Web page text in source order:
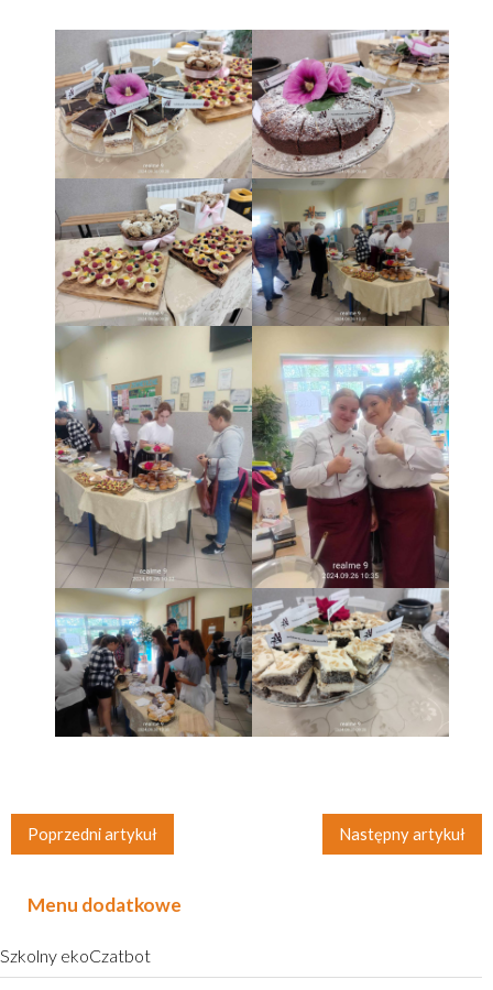
Menu dodatkowe
Szkolny ekoCzatbot
Poprzedni artykuł Następny artykuł